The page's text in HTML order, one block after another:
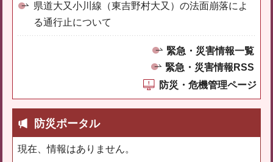
県道大又小川線（東吉野村大又）の法面崩落によ
る通行止について
緊急・災害情報一覧
緊急・災害情報RSS
防災・危機管理ページ
防災ポータル
現在、情報はありません。